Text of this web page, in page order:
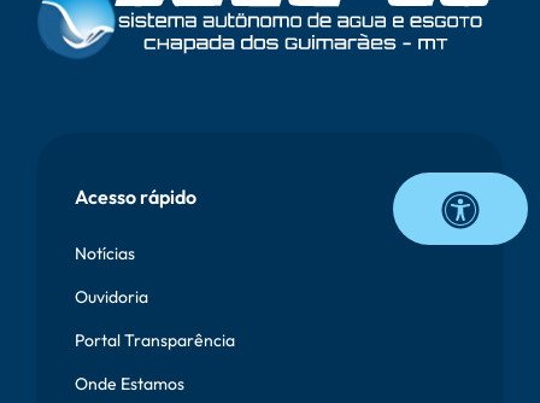
Acesso rápido
Notícias
Ouvidoria
Portal Transparência
Onde Estamos